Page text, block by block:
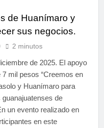
de Huanímaro y
sus negocios.
2 minutos
de 2025. El apoyo
mil pesos “Creemos en
y Huanímaro para
de
un evento realizado en
en este